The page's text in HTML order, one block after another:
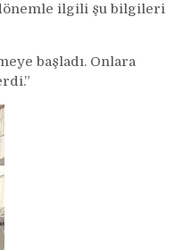
ilgili şu bilgileri
başladı. Onlara